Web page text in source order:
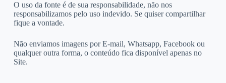
O uso da fonte é de sua responsabilidade, não nos
responsabilizamos pelo uso indevido. Se quiser compartilhar
fique a vontade.
Não enviamos imagens por E-mail, Whatsapp, Facebook ou
qualquer outra forma, o conteúdo fica disponível apenas no
Site.